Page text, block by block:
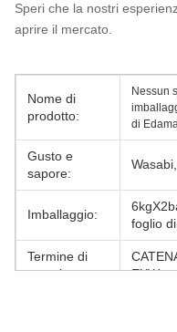
Speri che la nostri
aprire il mercato.
Nome di
prodotto:
Nessun
di
Gusto e
sapore:
Imballaggio:
foglio
Termine di
prezzi:
EXW